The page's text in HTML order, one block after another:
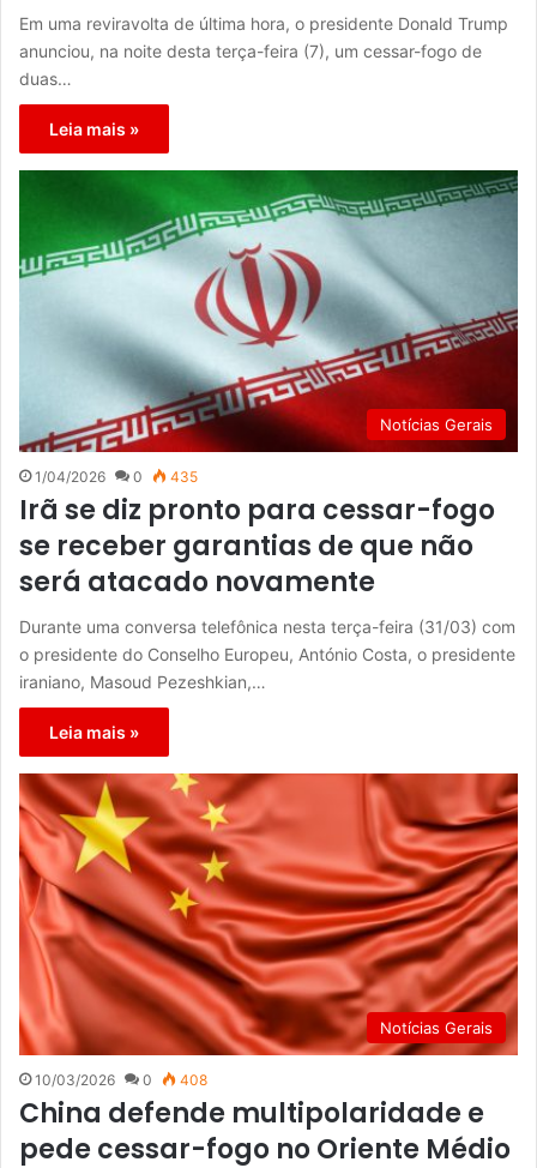
Em uma reviravolta de última hora, o presidente Donald Trump
anunciou, na noite desta terça-feira (7), um cessar-fogo de
duas…
Leia mais »
Notícias Gerais
1/04/2026 0 435
Irã se diz pronto para cessar-fogo
se receber garantias de que não
será atacado novamente
Durante uma conversa telefônica nesta terça-feira (31/03) com
o presidente do Conselho Europeu, António Costa, o presidente
iraniano, Masoud Pezeshkian,…
Leia mais »
Notícias Gerais
10/03/2026 0 408
China defende multipolaridade e
pede cessar-fogo no Oriente Médio